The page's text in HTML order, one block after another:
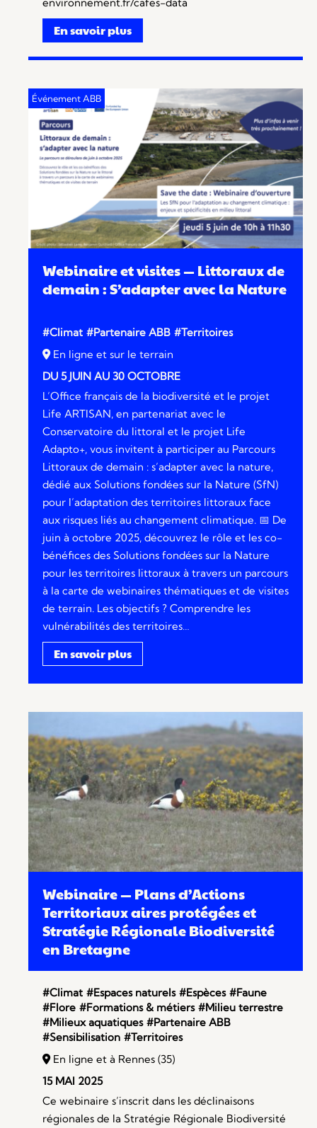
En savoir plus
Webinaire et visites — Littoraux de
demain : S’adapter avec la Nature
#Climat #Partenaire ABB #Territoires
En ligne et sur le terrain
DU 5 JUIN AU 30 OCTOBRE
L’Office français de la biodiversité et le projet
Life ARTISAN, en partenariat avec le
Conservatoire du littoral et le projet Life
Adapto+, vous invitent à participer au Parcours
Littoraux de demain : s’adapter avec la nature,
dédié aux Solutions fondées sur la Nature (SfN)
pour l’adaptation des territoires littoraux face
aux risques liés au changement climatique. 📅 De
juin à octobre 2025, découvrez le rôle et les co-
bénéfices des Solutions fondées sur la Nature
pour les territoires littoraux à travers un parcours
à la carte de webinaires thématiques et de visites
de terrain. Les objectifs ? Comprendre les
vulnérabilités des territoires…
En savoir plus
Webinaire — Plans d’Actions
Territoriaux aires protégées et
Stratégie Régionale Biodiversité
en Bretagne
#Climat #Espaces naturels #Espèces #Faune
#Flore #Formations & métiers #Milieu terrestre
#Milieux aquatiques #Partenaire ABB
#Sensibilisation #Territoires
En ligne et à Rennes (35)
15 MAI 2025
Ce webinaire s’inscrit dans les déclinaisons
régionales de la Stratégie Régionale Biodiversité